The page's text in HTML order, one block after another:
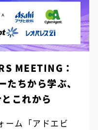
MEETING：
ちから学ぶ、
これから
ーム「アドエビ